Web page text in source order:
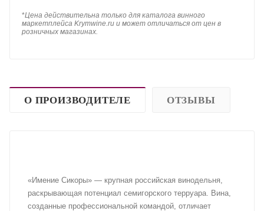
*Цена действительна только для каталога винного
маркетплейса Krymwine.ru и может отличаться от цен в
розничных магазинах.
О ПРОИЗВОДИТЕЛЕ ОТЗЫВЫ
«Имение Сикоры» — крупная российская винодельня,
раскрывающая потенциал семигорского терруара. Вина,
созданные профессиональной командой, отличает